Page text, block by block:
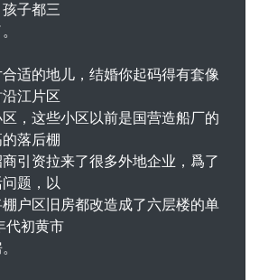
子都三
的地儿，结婚你起码得有套像
江片区
，这些小区以前是国营造船厂的
落后棚
引资拉来了很多外地企业，爲了
题，以
户区旧房都改造成了六层楼的单
代初黄市